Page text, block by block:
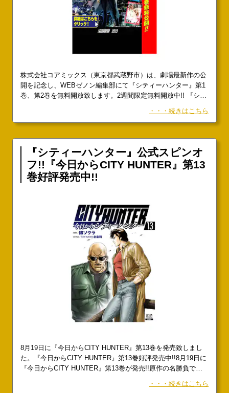
株式会社コアミックス（東京都武蔵野市）は、劇場最新作の公
開を記念し、WEBゼノン編集部にて『シティーハンター』第1
巻、第2巻を無料開放致します。2週間限定無料開放中!! 『シテ
ー 天使の涙(エンジェルダスト)」公開記念!!WEBゼノン編集部
にて、9月8日(金)12時～9月22日(金)11時59分まで『シティーハ
・・・続きはこちら
『シティーハンター』公式スピンオ
フ!!『今日からCITY HUNTER』第13
巻好評発売中!!
8月19日に『今日からCITY HUNTER』第13巻を発売致しまし
た。『今日からCITY HUNTER』第13巻好評発売中!!8月19日に
『今日からCITY HUNTER』第13巻が発売!!原作の名勝負であ
・・・続きはこちら